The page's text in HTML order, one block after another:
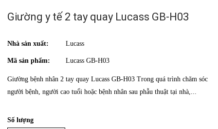
Giường y tế 2 tay quay Lucass GB-H03
Nhà sản xuất: Lucass
Mã sản phẩm: Lucass GB-H03
Giường bệnh nhân 2 tay quay Lucass GB-H03 Trong quá trình chăm sóc
người bệnh, người cao tuổi hoặc bệnh nhân sau phẫu thuật tại nhà,...
Số lượng